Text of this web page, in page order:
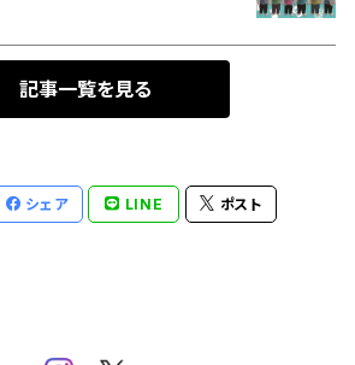
記事一覧を見る
シェア LINE ポスト